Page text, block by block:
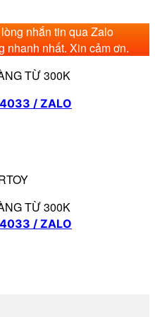
nhắn tin qua Zalo
nhanh nhất. Xin cảm ơn.
TỪ 300K
/ ZALO
TỪ 300K
/ ZALO